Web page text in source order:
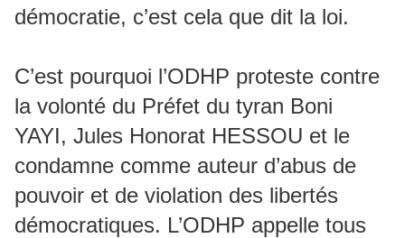
démocratie, c’est cela que dit la loi.
C’est pourquoi l’ODHP proteste contre
la volonté du Préfet du tyran Boni
YAYI, Jules Honorat HESSOU et le
condamne comme auteur d’abus de
pouvoir et de violation des libertés
démocratiques. L’ODHP appelle tous